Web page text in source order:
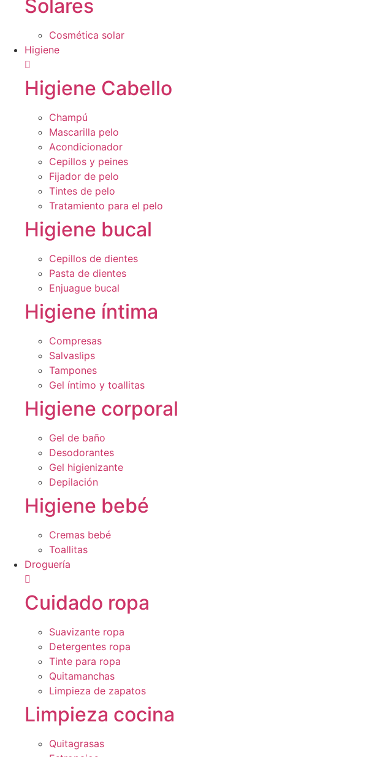
Solares
Cosmética solar
Higiene
Higiene Cabello
Champú
Mascarilla pelo
Acondicionador
Cepillos y peines
Fijador de pelo
Tintes de pelo
Tratamiento para el pelo
Higiene bucal
Cepillos de dientes
Pasta de dientes
Enjuague bucal
Higiene íntima
Compresas
Salvaslips
Tampones
Gel íntimo y toallitas
Higiene corporal
Gel de baño
Desodorantes
Gel higienizante
Depilación
Higiene bebé
Cremas bebé
Toallitas
Droguería
Cuidado ropa
Suavizante ropa
Detergentes ropa
Tinte para ropa
Quitamanchas
Limpieza de zapatos
Limpieza cocina
Quitagrasas